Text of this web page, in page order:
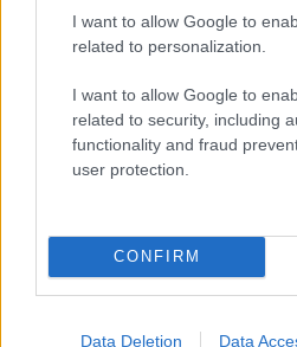
I want to allow Google to
related to personalization.
I want to allow Google to
related to security, including
functionality and fraud
user protection.
CONFIRM
Data Deletion Data
Finale 12km jaktstart, fri
15:20: Start 12km kvinner
15:50: Målgang kvinner
16:00: Start 12km menn
16:35: Premieutdeling